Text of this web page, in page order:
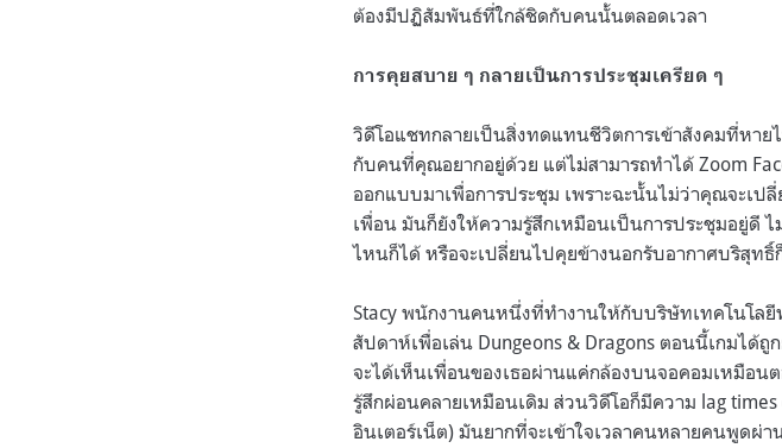
ต้องมีปฏิสัมพันธ์ที่ใกล้ชิดกับคนนั้นตลอดเวลา
การคุยสบาย ๆ กลายเป็นการประชุมเครียด ๆ
วิดีโอแชทกลายเป็นสิ่งทดแทนชีวิตการเข้าสังคมที่หา
กับคนที่คุณอยากอยู่ด้วย แต่ไม่สามารถทำได้ Zoom
ออกแบบมาเพื่อการประชุม เพราะฉะนั้นไม่ว่าคุณจะเ
เพื่อน มันก็ยังให้ความรู้สึกเหมือนเป็นการประชุมอยู่ดี
ไหนก็ได้ หรือจะเปลี่ยนไปคุยข้างนอกรับอากาศบริสุทธิ์
Stacy พนักงานคนหนึ่งที่ทำงานให้กับบริษัทเทคโนโลยี
สัปดาห์เพื่อเล่น Dungeons & Dragons ตอนนี้เกมได้
จะได้เห็นเพื่อนของเธอผ่านแค่กล้องบนจอคอมเหมือน
รู้สึกผ่อนคลายเหมือนเดิม ส่วนวิดีโอก็มีความ lag
อินเตอร์เน็ต) มันยากที่จะเข้าใจเวลาคนหลายคนพูดผ่